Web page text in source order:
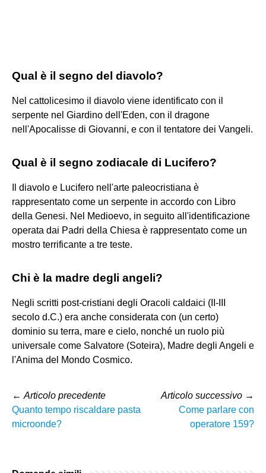
Qual è il segno del diavolo?
Nel cattolicesimo il diavolo viene identificato con il
serpente nel Giardino dell'Eden, con il dragone
nell'Apocalisse di Giovanni, e con il tentatore dei Vangeli.
Qual è il segno zodiacale di Lucifero?
Il diavolo e Lucifero nell'arte paleocristiana è
rappresentato come un serpente in accordo con Libro
della Genesi. Nel Medioevo, in seguito all'identificazione
operata dai Padri della Chiesa è rappresentato come un
mostro terrificante a tre teste.
Chi è la madre degli angeli?
Negli scritti post-cristiani degli Oracoli caldaici (II-III
secolo d.C.) era anche considerata con (un certo)
dominio su terra, mare e cielo, nonché un ruolo più
universale come Salvatore (Soteira), Madre degli Angeli e
l'Anima del Mondo Cosmico.
← Articolo precedente
Quanto tempo riscaldare pasta
microonde?
Articolo successivo →
Come parlare con
operatore 159?